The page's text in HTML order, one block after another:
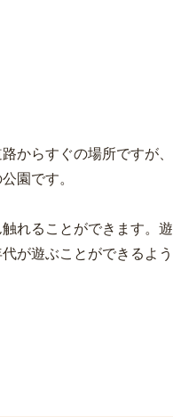
からすぐの場所ですが、
園です。
れることができます。遊
が遊ぶことができるよう